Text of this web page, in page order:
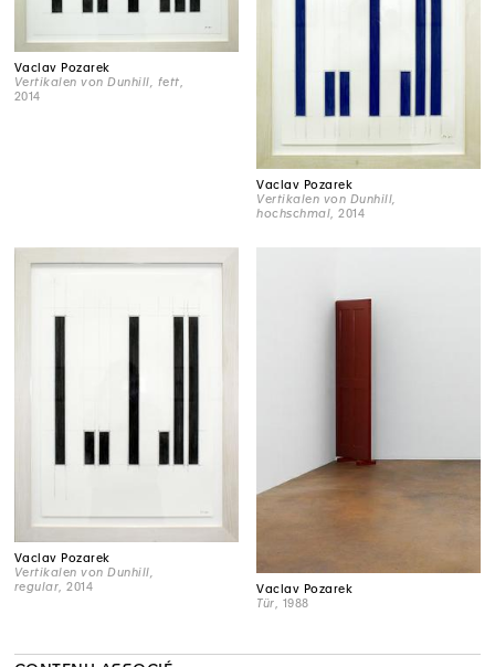
Vaclav Pozarek
Vertikalen von Dunhill, fett
2014
Vaclav Pozarek
Vertikalen von Dunhill,
hochschmal , 2014
Vaclav Pozarek
Vertikalen von Dunhill,
regular , 2014
Vaclav Pozarek
Tür , 1988